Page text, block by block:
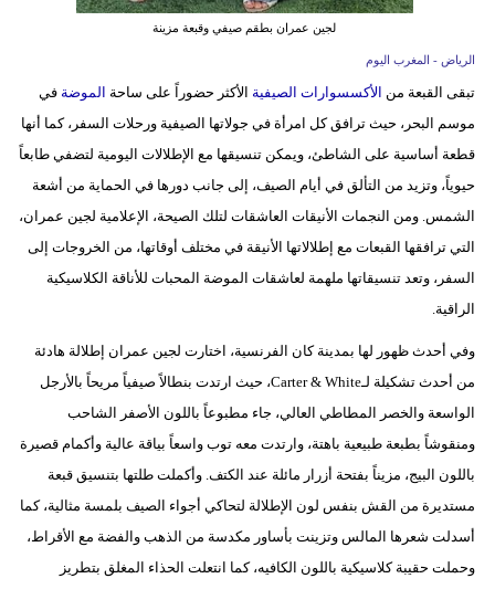
وتكنولوجيا
مدوَّنات
أبراج
فيديو
سيارات
لجين عمران بطقم صيفي وقبعة مزينة
الرياض - المغرب اليوم
تبقى القبعة من الأكسسوارات الصيفية الأكثر حضوراً على ساحة الموضةفي
موسم البحر، حيث ترافق كل امرأة في جولاتها الصيفية ورحلات السفر، كما أنها
قطعة أساسية على الشاطئ، ويمكن تنسيقها مع الإطلالات اليومية لتضفي طابعاً
حيوياً، وتزيد من التألق في أيام الصيف، إلى جانب دورها في الحماية من أشعة
الشمس. ومن النجمات الأنيقات العاشقات لتلك الصيحة، الإعلامية لجين عمران،
التي ترافقها القبعات مع إطلالاتها الأنيقة في مختلف أوقاتها، من الخروجات إلى
السفر، وتعد تنسيقاتها ملهمة لعاشقات الموضة المحبات للأناقة الكلاسيكية
الراقية.
وفي أحدث ظهور لها بمدينة كان الفرنسية، اختارت لجين عمران إطلالة هادئة
من أحدث تشكيلة لـCarter & White، حيث ارتدت بنطالاً صيفياً مريحاً بالأرجل
الواسعة والخصر المطاطي العالي، جاء مطبوعاً باللون الأصفر الشاحب
ومنقوشاً بطبعة طبيعية باهتة، وارتدت معه توب واسعاً بياقة عالية وأكمام قصيرة
باللون البيج، مزيناً بفتحة أزرار مائلة عند الكتف. وأكملت طلتها بتنسيق قبعة
مستديرة من القش بنفس لون الإطلالة لتحاكي أجواء الصيف بلمسة مثالية، كما
أسدلت شعرها المالس وتزينت بأساور مكدسة من الذهب والفضة مع الأقراط،
وحملت حقيبة كلاسيكية باللون الكافيه، كما انتعلت الحذاء المغلق بتطريز